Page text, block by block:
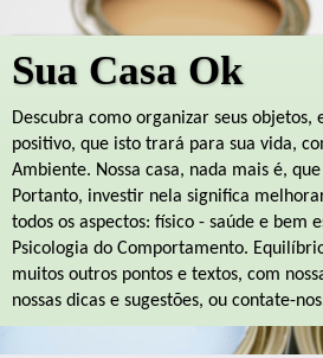
Sua Casa Ok
Descubra como organizar seus
positivo, que isto trará para sua vida,
Ambiente. Nossa casa, nada mais é,
Portanto, investir nela significa
todos os aspectos: físico - saúde e bem
Psicologia do Comportamento.
muitos outros pontos e textos, com
nossas dicas e sugestões, ou contate-